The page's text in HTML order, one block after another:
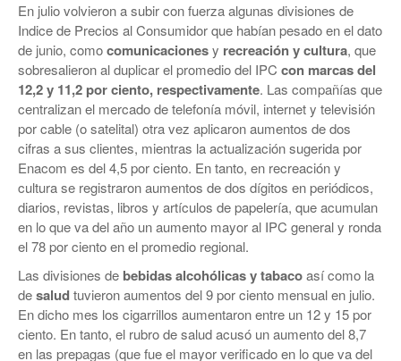
En julio volvieron a subir con fuerza algunas divisiones de
Indice de Precios al Consumidor que habían pesado en el dato
de junio, comocomunicacionesy recreación y cultura, que
sobresalieron al duplicar el promedio del IPC con marcas del
12,2 y 11,2 por ciento, respectivamente. Las compañías que
centralizan el mercado de telefonía móvil, internet y televisión
por cable (o satelital) otra vez aplicaron aumentos de dos
cifras a sus clientes, mientras la actualización sugerida por
Enacom es del 4,5 por ciento. En tanto, en recreación y
cultura se registraron aumentos de dos dígitos en periódicos,
diarios, revistas, libros y artículos de papelería, que acumulan
en lo que va del año un aumento mayor al IPC general y ronda
el 78 por ciento en el promedio regional.
Las divisiones de bebidas alcohólicas y tabacoasí como la
desaludtuvieron aumentos del 9 por ciento mensual en julio.
En dicho mes los cigarrillos aumentaron entre un 12 y 15 por
ciento. En tanto, el rubro de salud acusó un aumento del 8,7
en las prepagas (que fue el mayor verificado en lo que va del